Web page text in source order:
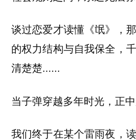
谈过恋爱才读懂《氓》，
的权力结构与自我保全，
清楚楚......
当子弹穿越多年时光，正中
我们终于在某个雷雨夜，